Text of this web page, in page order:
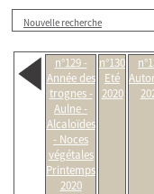
Nouvelle recherche
n°129 -
Année des
trognes -
Aulne -
Alcaloïdes
- Noces
végétales
Printemps
2020
n°130
Eté
2020